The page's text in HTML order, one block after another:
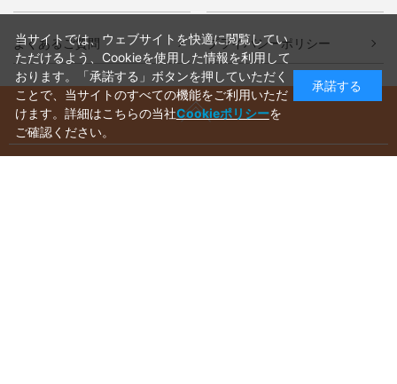
よくあるご質問 プライバシーポリシー
当サイトでは、ウェブサイトを快適に閲覧してい
ただけるよう、Cookieを使用した情報を利用して
おります。「承諾する」ボタンを押していただく
ことで、当サイトのすべての機能をご利用いただ
けます。詳細はこちらの当社Cookieポリシーを
ご確認ください。
承諾する